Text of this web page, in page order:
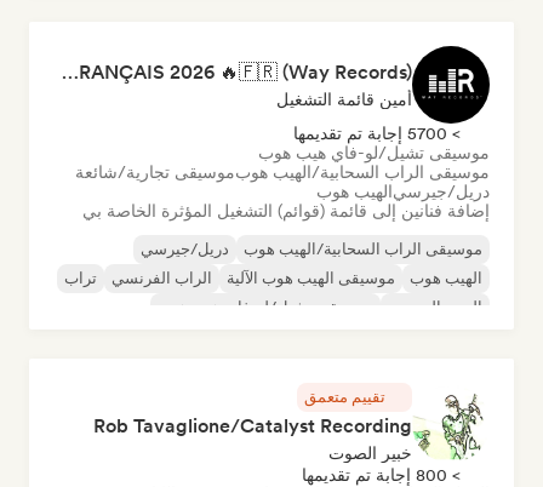
RAP FRANÇAIS 2026 🔥🇫🇷 (Way Records)
أمين قائمة التشغيل
> 5700 إجابة تم تقديمها
موسيقى تشيل/لو-فاي هيب هوب
موسيقى الراب السحابية/الهيب هوبموسيقى تجارية/شائعة
دريل/جيرسيالهيب هوب
إضافة فنانين إلى قائمة (قوائم) التشغيل المؤثرة الخاصة بي
موسيقى الراب السحابية/الهيب هوب
دريل/جيرسي
الهيب هوب
موسيقى الهيب هوب الآلية الراب الفرنسي
تراب
البوب الحضري
موسيقى تشيل/لو-فاي هيب هوب
تقييم متعمق
Rob Tavaglione/Catalyst Recording
خبير الصوت
> 800 إجابة تم تقديمها